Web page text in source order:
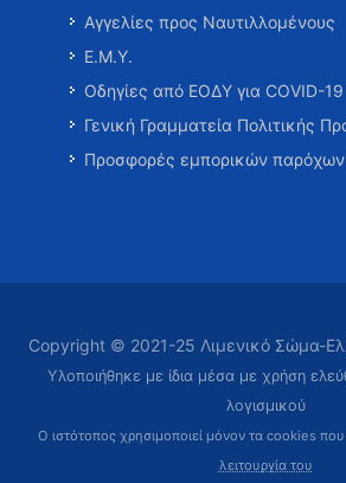
Αγγελίες προς Ναυτιλλομένους
Ε.Μ.Υ.
Οδηγίες από ΕΟΔΥ για COVID-19
Γενική Γραμματεία Πολιτικής
Προσφορές εμπορικών παρόχων
Copyright © 2021-25 Λιμενικό Σώμα-
Υλοποιήθηκε με ίδια μέσα με χρήση
λογισμικού
Ο ιστότοπος χρησιμοποιεί μόνον τα cookies που
λειτουργία του